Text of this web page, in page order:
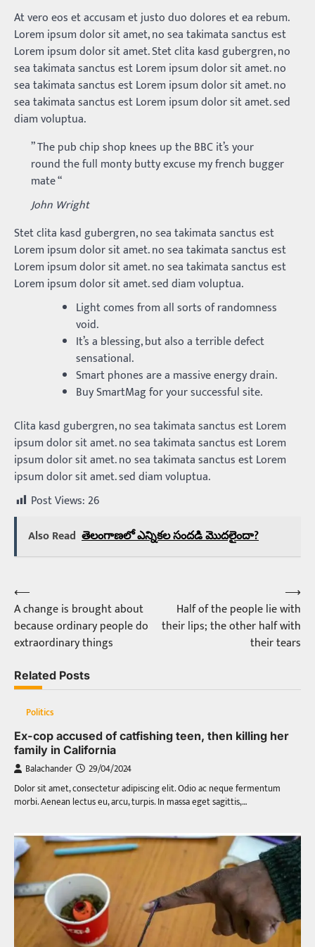
At vero eos et accusam et justo duo dolores et ea rebum.
Lorem ipsum dolor sit amet, no sea takimata sanctus est
Lorem ipsum dolor sit amet. Stet clita kasd gubergren, no
sea takimata sanctus est Lorem ipsum dolor sit amet. no
sea takimata sanctus est Lorem ipsum dolor sit amet. no
sea takimata sanctus est Lorem ipsum dolor sit amet. sed
diam voluptua.
” The pub chip shop knees up the BBC it’s your
round the full monty butty excuse my french bugger
mate “
John Wright
Stet clita kasd gubergren, no sea takimata sanctus est
Lorem ipsum dolor sit amet. no sea takimata sanctus est
Lorem ipsum dolor sit amet. no sea takimata sanctus est
Lorem ipsum dolor sit amet. sed diam voluptua.
Light comes from all sorts of randomness
void.
It’s a blessing, but also a terrible defect
sensational.
Smart phones are a massive energy drain.
Buy SmartMag for your successful site.
Clita kasd gubergren, no sea takimata sanctus est Lorem
ipsum dolor sit amet. no sea takimata sanctus est Lorem
ipsum dolor sit amet. no sea takimata sanctus est Lorem
ipsum dolor sit amet. sed diam voluptua.
Post Views:26
Also Read తెలంగాణలో ఎన్నికల సందడి మొదలైందా?
Post
navigation
⟵
A change is brought about
because ordinary people do
extraordinary things
Half of the people lie with
their lips; the other half with
their tears
⟶
Related Posts
Politics
Ex-cop accused of catfishing teen, then killing her
family in California
Balachander 29/04/2024
Dolor sit amet, consectetur adipiscing elit. Odio ac neque fermentum
morbi. Aenean lectus eu, arcu, turpis. In massa eget sagittis,…